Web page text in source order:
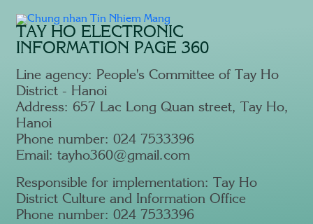
TAY HO ELECTRONIC
INFORMATION PAGE 360
Line agency: People's Committee of Tay Ho
District - Hanoi
Address: 657 Lac Long Quan street, Tay Ho,
Hanoi
Phone number: 024 7533396
Email: tayho360@gmail.com
Responsible for implementation: Tay Ho
District Culture and Information Office
Phone number: 024 7533396